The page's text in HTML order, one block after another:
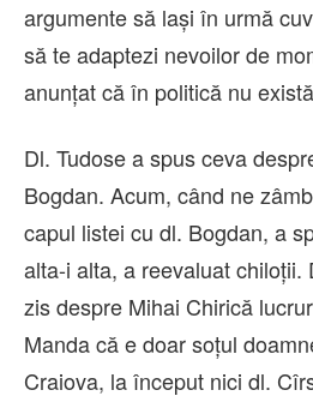
argumente să lași în urmă
să te adaptezi nevoilor de
anunțat că în politică nu
Dl. Tudose a spus ceva
Bogdan. Acum, când ne
capul listei cu dl. Bogdan, a
alta-i alta, a reevaluat chiloții.
zis despre Mihai Chirică
Manda că e doar soțul
Craiova, la început nici dl.